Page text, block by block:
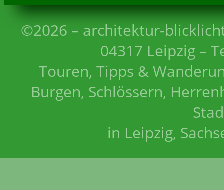
©2026 – architektur-
04317 Leipzig –
Touren, Tipps &
Burgen, Schlössern,
in Leipzig,